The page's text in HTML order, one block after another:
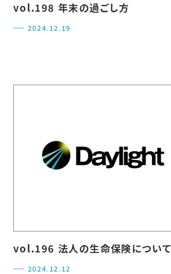
vol.198 年末の過ごし方
2024.12.19
vol.196 法人の生命保険について
2024.12.12